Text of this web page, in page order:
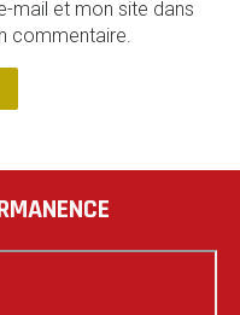
mail et mon site dans
commentaire.